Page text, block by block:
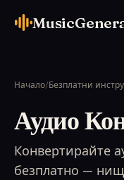
Начало/Безплатни
Аудио
Конвертирайте
безплатно —